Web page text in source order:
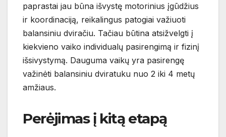
paprastai jau būna išvystę motorinius įgūdžius
ir koordinaciją, reikalingus patogiai važiuoti
balansiniu dviračiu. Tačiau būtina atsižvelgti į
kiekvieno vaiko individualų pasirengimą ir fizinį
išsivystymą. Dauguma vaikų yra pasirengę
važinėti balansiniu dviratuku nuo 2 iki 4 metų
amžiaus.
Perėjimas į kitą etapą